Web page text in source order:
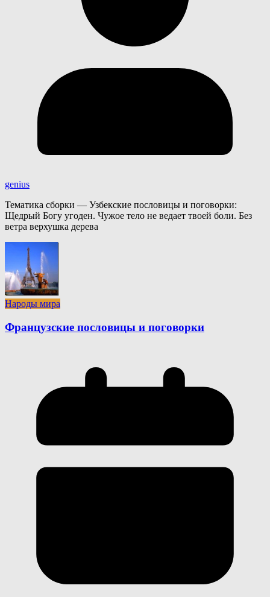
genius
Тематика сборки — Узбекские пословицы и поговорки:
Щедрый Богу угоден. Чужое тело не ведает твоей боли. Без
ветра верхушка дерева
Народы мира
Французские пословицы и поговорки